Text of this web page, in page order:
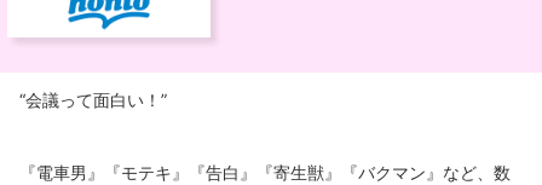
“会議って面白い！”
『電車男』『モテキ』『告白』『寄生獣』『バクマン』など、数